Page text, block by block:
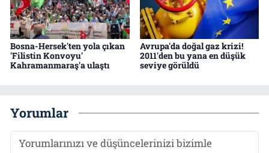
Bosna-Hersek'ten yola çıkan
'Filistin Konvoyu'
Kahramanmaraş'a ulaştı
Avrupa'da doğal gaz krizi!
2011'den bu yana en düşük
seviye görüldü
Yorumlar